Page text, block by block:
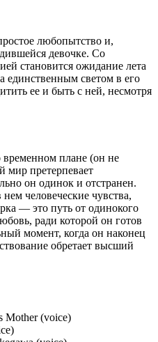
любопытство и,
девочке. Со
становится ожидание лета
единственным светом в его
ее и быть с ней, несмотря
плане (он не
мир претерпевает
он одинок и отстранен.
человеческие чувства,
— это путь от одинокого
ради которой он готов
момент, когда он наконец
обретает высший
Mother (voice)